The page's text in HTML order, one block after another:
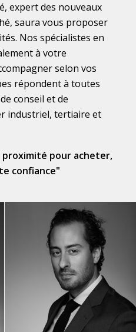
expert des nouveaux
saura vous proposer
Nos spécialistes en
à votre
selon vos
répondent à toutes
conseil et de
industriel, tertiaire et
pour acheter,
confiance"